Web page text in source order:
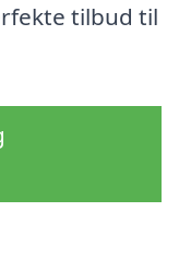
tilbud til